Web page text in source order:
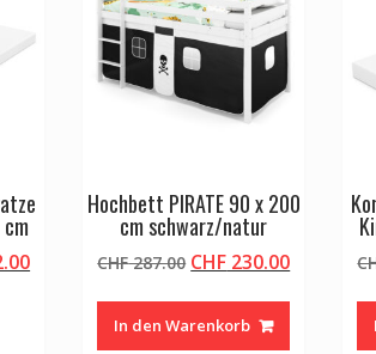
Aktueller
CHF 122.00.
Hochbett PIRATE 90 x 200
cm schwarz/natur
CHF287.00 Ursprünglicher
war:
CHF 287.00
CHF 230.00Aktueller
CHF
In den Warenkorb